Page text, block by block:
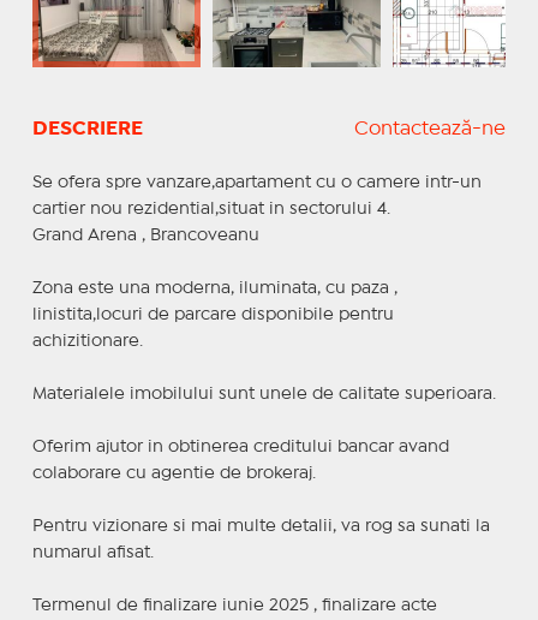
DESCRIERE Contactează-ne
Se ofera spre vanzare,apartament cu o camere intr-un
cartier nou rezidential,situat in sectorului 4.
Grand Arena , Brancoveanu
Zona este una moderna, iluminata, cu paza ,
linistita,locuri de parcare disponibile pentru
achizitionare.
Materialele imobilului sunt unele de calitate superioara.
Oferim ajutor in obtinerea creditului bancar avand
colaborare cu agentie de brokeraj.
Pentru vizionare si mai multe detalii, va rog sa sunati la
numarul afisat.
Termenul de finalizare iunie 2025 , finalizare acte